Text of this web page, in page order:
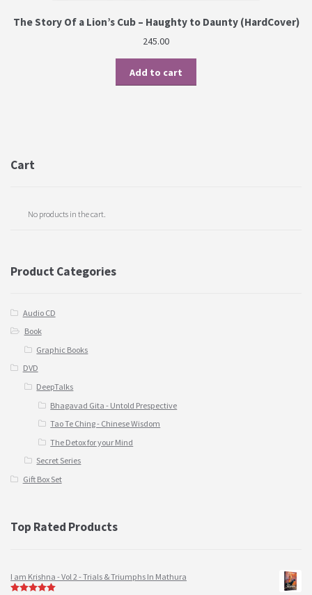
The Story Of a Lion’s Cub – Haughty to Daunty (HardCover)
245.00
Add to cart
Cart
No products in the cart.
Product Categories
Audio CD
Book
Graphic Books
DVD
DeepTalks
Bhagavad Gita - Untold Prespective
Tao Te Ching - Chinese Wisdom
The Detox for your Mind
Secret Series
Gift Box Set
Top Rated Products
I am Krishna - Vol 2 - Trials & Triumphs In Mathura